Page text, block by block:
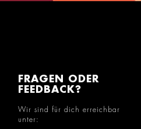
FRAGEN ODER
FEEDBACK?
Wir sind für dich erreichbar
unter: